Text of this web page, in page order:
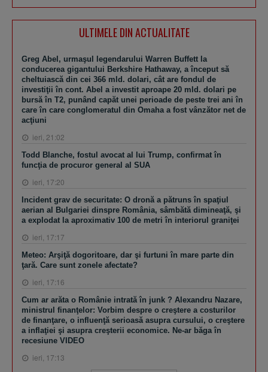
ULTIMELE DIN ACTUALITATE
Greg Abel, urmaşul legendarului Warren Buffett la
conducerea gigantului Berkshire Hathaway, a început să
cheltuiască din cei 366 mld. dolari, cât are fondul de
investiţii în cont. Abel a investit aproape 20 mld. dolari pe
bursă în T2, punând capăt unei perioade de peste trei ani în
care în care conglomeratul din Omaha a fost vânzător net de
acţiuni
ieri, 21:02
Todd Blanche, fostul avocat al lui Trump, confirmat în
funcţia de procuror general al SUA
ieri, 17:20
Incident grav de securitate: O dronă a pătruns în spaţiul
aerian al Bulgariei dinspre România, sâmbătă dimineaţă, şi
a explodat la aproximativ 100 de metri în interiorul graniţei
ieri, 17:17
Meteo: Arşiţă dogoritoare, dar şi furtuni în mare parte din
ţară. Care sunt zonele afectate?
ieri, 17:16
Cum ar arăta o Românie intrată în junk ? Alexandru Nazare,
ministrul finanţelor: Vorbim despre o creştere a costurilor
de finanţare, o influenţă serioasă asupra cursului, o creştere
a inflaţiei şi asupra creşterii economice. Ne-ar băga în
recesiune VIDEO
ieri, 17:13